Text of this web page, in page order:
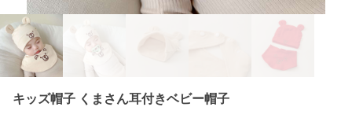
キッズ帽子 くまさん耳付きベビー帽子